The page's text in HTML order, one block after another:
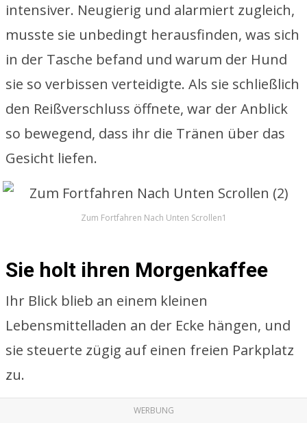
intensiver. Neugierig und alarmiert zugleich,
musste sie unbedingt herausfinden, was sich
in der Tasche befand und warum der Hund
sie so verbissen verteidigte. Als sie schließlich
den Reißverschluss öffnete, war der Anblick
so bewegend, dass ihr die Tränen über das
Gesicht liefen.
Zum Fortfahren Nach Unten Scrollen1
Sie holt ihren Morgenkaffee
Ihr Blick blieb an einem kleinen
Lebensmittelladen an der Ecke hängen, und
sie steuerte zügig auf einen freien Parkplatz
zu.
WERBUNG